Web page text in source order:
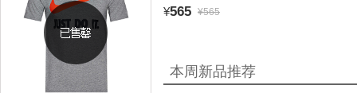
¥565 ¥565
本周新品推荐